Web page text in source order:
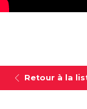
Retour à la